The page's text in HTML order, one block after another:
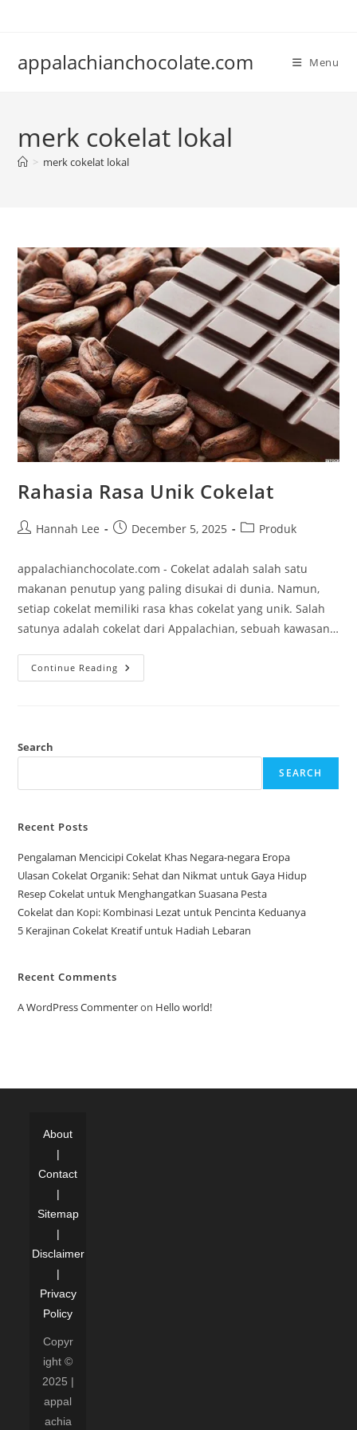
appalachianchocolate.com Menu
merk cokelat lokal
> merk cokelat lokal
Rahasia Rasa Unik Cokelat
PostHannah Lee
PostDecember 5, 2025
PostProduk
appalachianchocolate.com - Cokelat adalah salah satu
makanan penutup yang paling disukai di dunia. Namun,
setiap cokelat memiliki rasa khas cokelat yang unik. Salah
satunya adalah cokelat dari Appalachian, sebuah kawasan…
Continue Reading Rahasia
Rasa
Search
SEARCH
Recent Posts
Pengalaman Mencicipi Cokelat Khas Negara-negara Eropa
Ulasan Cokelat Organik: Sehat dan Nikmat untuk Gaya Hidup
Resep Cokelat untuk Menghangatkan Suasana Pesta
Cokelat dan Kopi: Kombinasi Lezat untuk Pencinta Keduanya
5 Kerajinan Cokelat Kreatif untuk Hadiah Lebaran
Recent Comments
A WordPress Commenteron Hello world!
About
|
Contact
|
Sitemap
|
Disclaimer
|
Privacy
Policy
Copyr
ight ©
2025 |
appal
achia